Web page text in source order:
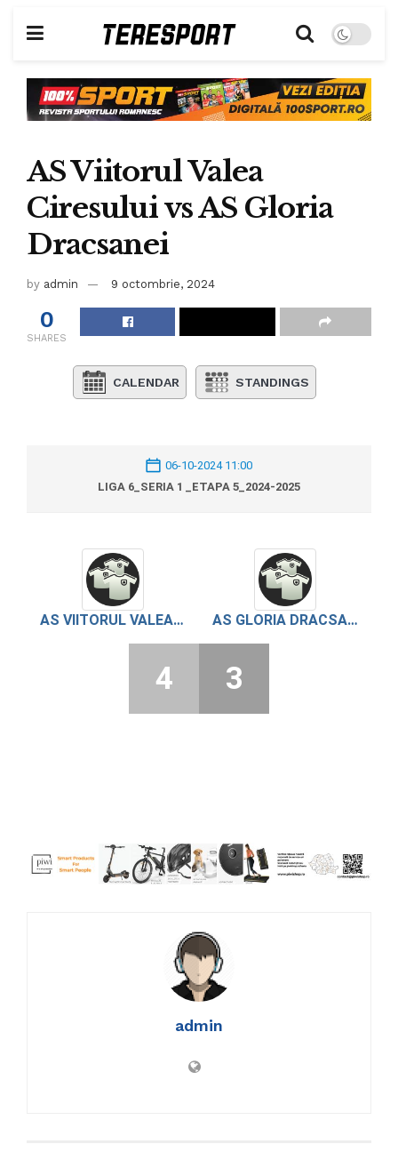
AS Viitorul Valea
Ciresului vs AS Gloria
Dracsanei
by admin 9 octombrie, 2024
0
SHARES
CALENDAR STANDINGS
06-10-2024 11:00
LIGA 6_SERIA 1 _ETAPA 5_2024-2025
AS VIITORUL VALEA CIRESULUI AS GLORIA DRACSANEI
4 3
admin